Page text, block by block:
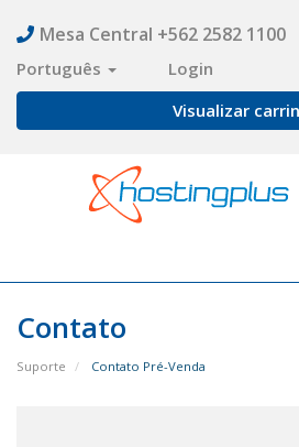
Mesa Central +562 2582 1100
Português Login
Visualizar
Contato
Suporte Contato Pré-Venda